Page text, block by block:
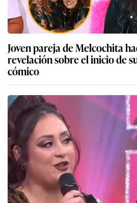
Joven pareja de Melcochita
revelación sobre el inicio de
cómico